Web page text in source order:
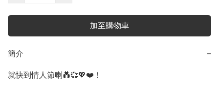
加至購物車
簡介 −
就快到情人節喇💑💞💖❤️！